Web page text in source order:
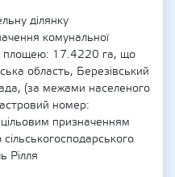
ділянку
комунальної
площею: 17.4220 га, що
область, Березівський
(за межами населеного
номер:
призначенням
Рілля